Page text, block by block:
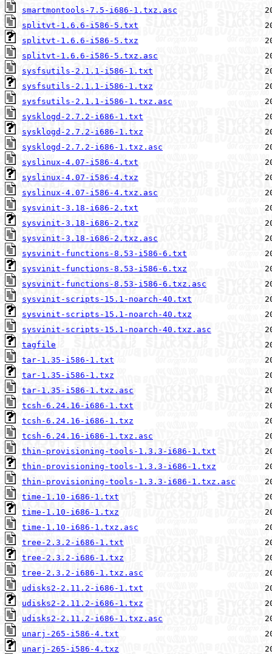
smartmontools-7.5-i686-1.txz.asc
splitvt-1.6.6-i586-5.txt
splitvt-1.6.6-i586-5.txz
splitvt-1.6.6-i586-5.txz.asc
sysfsutils-2.1.1-i586-1.txt
sysfsutils-2.1.1-i586-1.txz
sysfsutils-2.1.1-i586-1.txz.asc
sysklogd-2.7.2-i686-1.txt
sysklogd-2.7.2-i686-1.txz
sysklogd-2.7.2-i686-1.txz.asc
syslinux-4.07-i586-4.txt
syslinux-4.07-i586-4.txz
syslinux-4.07-i586-4.txz.asc
sysvinit-3.18-i686-2.txt
sysvinit-3.18-i686-2.txz
sysvinit-3.18-i686-2.txz.asc
sysvinit-functions-8.53-i586-6.txt
sysvinit-functions-8.53-i586-6.txz
sysvinit-functions-8.53-i586-6.txz.asc
sysvinit-scripts-15.1-noarch-40.txt
sysvinit-scripts-15.1-noarch-40.txz
sysvinit-scripts-15.1-noarch-40.txz.asc
tagfile
tar-1.35-i586-1.txt
tar-1.35-i586-1.txz
tar-1.35-i586-1.txz.asc
tcsh-6.24.16-i686-1.txt
tcsh-6.24.16-i686-1.txz
tcsh-6.24.16-i686-1.txz.asc
thin-provisioning-tools-1.3.3-i686-1.txt
thin-provisioning-tools-1.3.3-i686-1.txz
thin-provisioning-tools-1.3.3-i686-1.txz.asc
time-1.10-i686-1.txt
time-1.10-i686-1.txz
time-1.10-i686-1.txz.asc
tree-2.3.2-i686-1.txt
tree-2.3.2-i686-1.txz
tree-2.3.2-i686-1.txz.asc
udisks2-2.11.2-i686-1.txt
udisks2-2.11.2-i686-1.txz
udisks2-2.11.2-i686-1.txz.asc
unarj-265-i586-4.txt
unarj-265-i586-4.txz